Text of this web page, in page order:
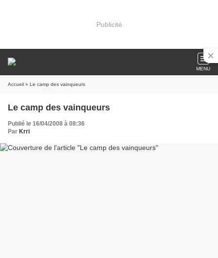
Publicité
MENU
Accueil » Le camp des vainqueurs
Le camp des vainqueurs
Publié le 16/04/2008 à 08:36
Par Krri